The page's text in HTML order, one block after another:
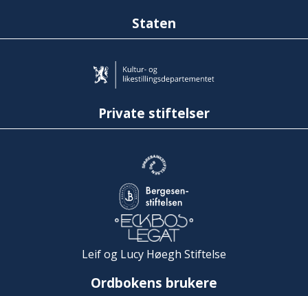
Staten
Private stiftelser
Leif og Lucy Høegh Stiftelse
Ordbokens brukere